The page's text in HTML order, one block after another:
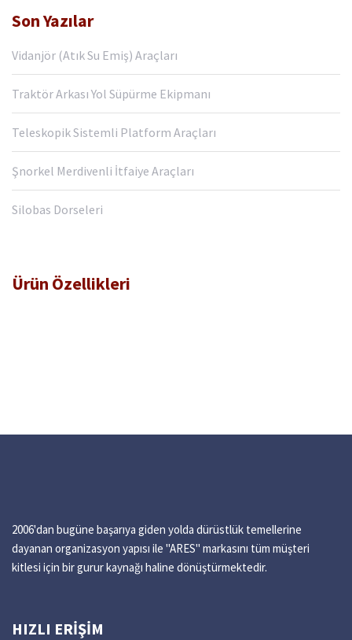
Son Yazılar
Vidanjör (Atık Su Emiş) Araçları
Traktör Arkası Yol Süpürme Ekipmanı
Teleskopik Sistemli Platform Araçları
Şnorkel Merdivenli İtfaiye Araçları
Silobas Dorseleri
Ürün Özellikleri
2006'dan bugüne başarıya giden yolda dürüstlük temellerine
dayanan organizasyon yapısı ile "ARES" markasını tüm müşteri
kitlesi için bir gurur kaynağı haline dönüştürmektedir.
HIZLI ERIŞIM